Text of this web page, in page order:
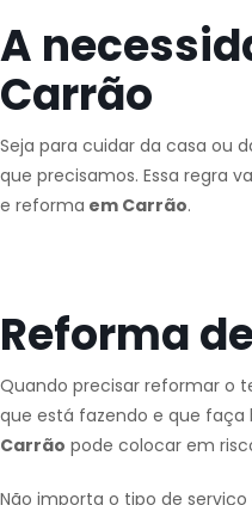
A
Carrão
Seja para cuidar da casa ou
que precisamos. Essa regra
e reforma em Carrão.
Reforma
Quando precisar reformar o
que está fazendo e que faça
Carrão pode colocar em
Não importa o tipo de